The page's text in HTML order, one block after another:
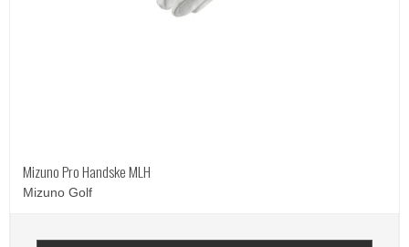
Mizuno Pro Handske MLH
Mizuno Golf